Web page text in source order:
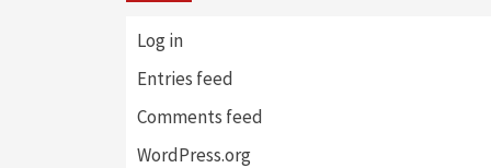
Log in
Entries feed
Comments feed
WordPress.org